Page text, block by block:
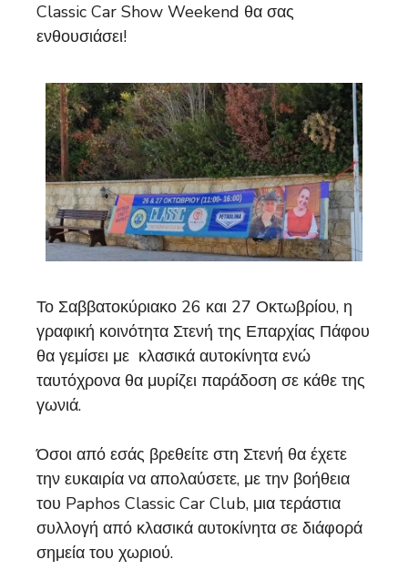
Classic Car Show Weekend θα σας
ενθουσιάσει!
Το Σαββατοκύριακο 26 και 27 Οκτωβρίου, η
γραφική κοινότητα Στενή της Επαρχίας Πάφου
θα γεμίσει με κλασικά αυτοκίνητα ενώ
ταυτόχρονα θα μυρίζει παράδοση σε κάθε της
γωνιά.
Όσοι από εσάς βρεθείτε στη Στενή θα έχετε
την ευκαιρία να απολαύσετε, με την βοήθεια
του Paphos Classic Car Club, μια τεράστια
συλλογή από κλασικά αυτοκίνητα σε διάφορά
σημεία του χωριού.